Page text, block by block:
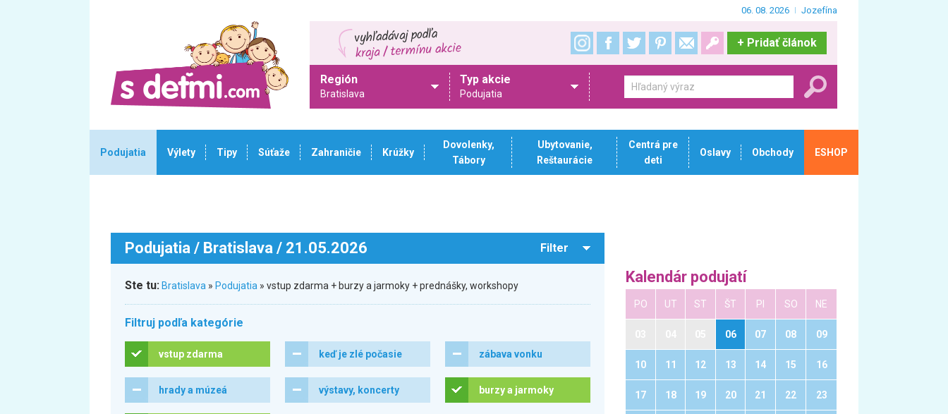
06. 08. 2026 Jozefína
+ Pridať článok
Región
Bratislava
Typ akcie
Podujatia
Podujatia Výlety Tipy Súťaže Zahraničie Krúžky
Dovolenky,
Tábory
Ubytovanie,
Reštaurácie
Centrá pre
deti
Oslavy Obchody ESHOP
Podujatia / Bratislava / 21.05.2026 Filter
Ste tu: Bratislava » Podujatia » vstup zdarma + burzy a jarmoky + prednášky, workshopy
Filtruj podľa kategórie
vstup zdarma keď je zlé počasie zábava vonku
hrady a múzeá výstavy, koncerty burzy a jarmoky
Kalendár podujatí
PO UT ST ŠT PI SO NE
06 07 08 09
10 11 12 13 14 15 16
17 18 19 20 21 22 23